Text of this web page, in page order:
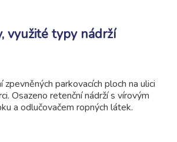
využité typy nádrží
zpevněných parkovacích ploch na ulici
Osazeno retenční nádrží s vírovým
a odlučovačem ropných látek.